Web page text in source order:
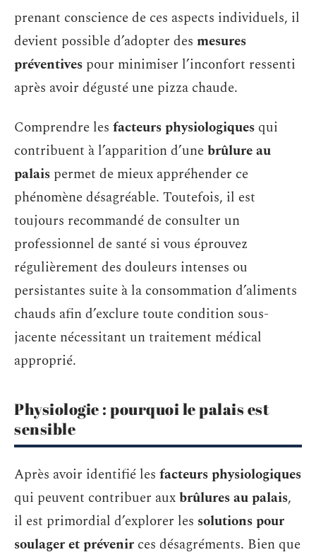
prenant conscience de ces aspects individuels, il
devient possible d’adopter des mesures
préventives pour minimiser l’inconfort ressenti
après avoir dégusté une pizza chaude.
Comprendre les facteurs physiologiques qui
contribuent à l’apparition d’unebrûlure au
palais permet de mieux appréhender ce
phénomène désagréable. Toutefois, il est
toujours recommandé de consulter un
professionnel de santé si vous éprouvez
régulièrement des douleurs intenses ou
persistantes suite à la consommation d’aliments
chauds afin d’exclure toute condition sous-
jacente nécessitant un traitement médical
approprié.
Physiologie : pourquoi le palais est
sensible
Après avoir identifié les facteurs physiologiques
qui peuvent contribuer auxbrûlures au palais,
il est primordial d’explorer les solutions pour
soulager et prévenir ces désagréments. Bien que